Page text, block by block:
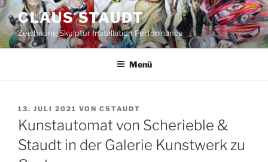
Zum
Inhalt
springen
CLAUS STAUDT
Zeichnung Skulptur Installation Performance
Menü
VERÖFFENTLICHT
AM
13. JULI 2021 VON CSTAUDT
Kunstautomat von Scherieble &
Staudt in der Galerie Kunstwerk zu